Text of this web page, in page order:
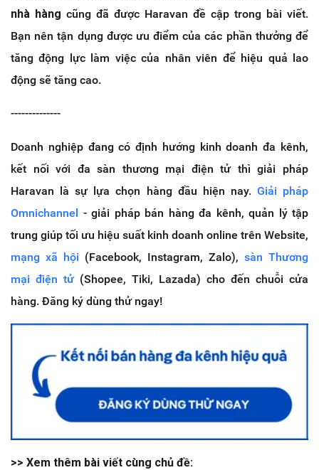
nhà hàng cũng đã được Haravan đề cập trong bài viết.
Bạn nên tận dụng được ưu điểm của các phần thưởng để
tăng động lực làm việc của nhân viên để hiệu quả lao
động sẽ tăng cao.
--------------
Doanh nghiệp đang có định hướng kinh doanh đa kênh,
kết nối với đa sàn thương mại điện tử thì giải pháp
Haravan là sự lựa chọn hàng đầu hiện nay. Giải pháp
Omnichannel
- giải pháp bán hàng đa kênh, quản lý tập
trung giúp tối ưu hiệu suất kinh doanh online trên Website,
mạng xã hội (Facebook, Instagram, Zalo), sàn Thương
mại điện tử(Shopee, Tiki, Lazada) cho đến chuỗi cửa
hàng. Đăng ký dùng thử ngay!
>> Xem thêm bài viết cùng chủ đề: